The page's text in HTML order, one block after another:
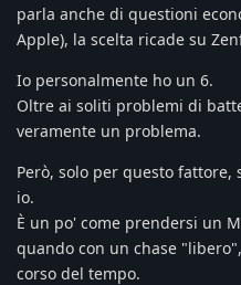
parla anche di questioni
Apple), la scelta ricade su
Io personalmente ho un 6.
Oltre ai soliti problemi di
veramente un problema.
Però, solo per questo
io.
È un po' come prendersi un
quando con un chase
corso del tempo.